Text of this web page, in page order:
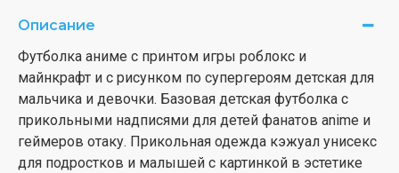
Описание
Футболка аниме с принтом игры роблокс и
майнкрафт и с рисунком по супергероям детская для
мальчика и девочки. Базовая детская футболка с
прикольными надписями для детей фанатов anime и
геймеров отаку. Прикольная одежда кэжуал унисекс
для подростков и малышей с картинкой в эстетике